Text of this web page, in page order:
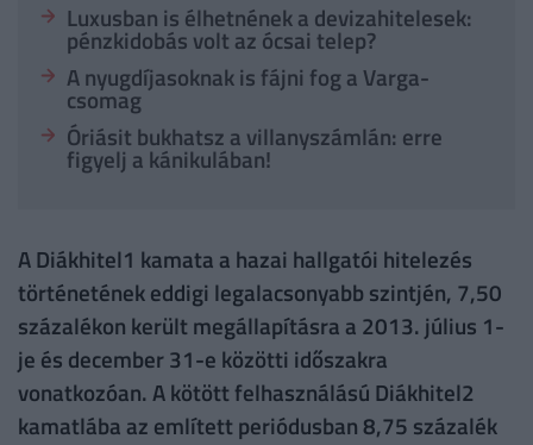
Luxusban is élhetnének a devizahitelesek:
pénzkidobás volt az ócsai telep?
A nyugdíjasoknak is fájni fog a Varga-
csomag
Óriásit bukhatsz a villanyszámlán: erre
figyelj a kánikulában!
A Diákhitel1 kamata a hazai hallgatói hitelezés
történetének eddigi legalacsonyabb szintjén, 7,50
százalékon került megállapításra a 2013. július 1-
je és december 31-e közötti időszakra
vonatkozóan. A kötött felhasználású Diákhitel2
kamatlába az említett periódusban 8,75 százalék